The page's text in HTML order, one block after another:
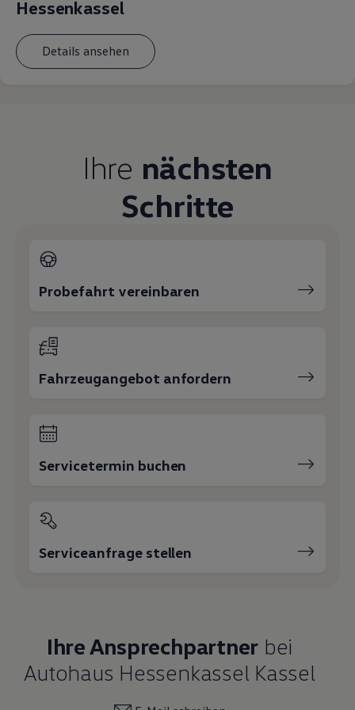
Magazin
Transport
Familie
Elektromobilität
Hessenkassel
Details ansehen
Ihre nächsten
Schritte
Probefahrt vereinbaren
Fahrzeugangebot anfordern
Servicetermin buchen
Serviceanfrage stellen
Ihre Ansprechpartner bei
Autohaus Hessenkassel Kassel